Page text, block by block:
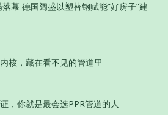
幕 德国阔盛以塑替钢赋能”好房子”建
核，藏在看不见的管道里
，你就是最会选PPR管道的人